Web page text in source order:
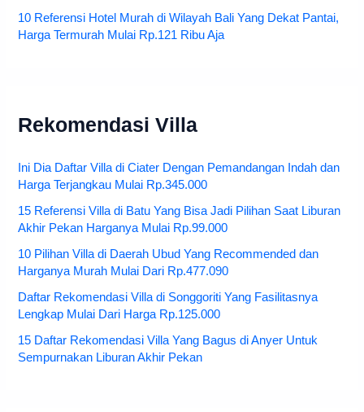
10 Referensi Hotel Murah di Wilayah Bali Yang Dekat Pantai,
Harga Termurah Mulai Rp.121 Ribu Aja
Rekomendasi Villa
Ini Dia Daftar Villa di Ciater Dengan Pemandangan Indah dan
Harga Terjangkau Mulai Rp.345.000
15 Referensi Villa di Batu Yang Bisa Jadi Pilihan Saat Liburan
Akhir Pekan Harganya Mulai Rp.99.000
10 Pilihan Villa di Daerah Ubud Yang Recommended dan
Harganya Murah Mulai Dari Rp.477.090
Daftar Rekomendasi Villa di Songgoriti Yang Fasilitasnya
Lengkap Mulai Dari Harga Rp.125.000
15 Daftar Rekomendasi Villa Yang Bagus di Anyer Untuk
Sempurnakan Liburan Akhir Pekan